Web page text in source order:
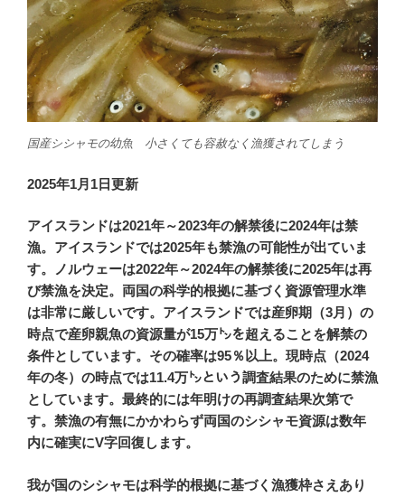
国産シシャモの幼魚 小さくても容赦なく漁獲されてしまう
2025年1月1日更新
アイスランドは2021年～2023年の解禁後に2024年は禁
漁。アイスランドでは2025年も禁漁の可能性が出ていま
す。ノルウェーは2022年～2024年の解禁後に2025年は再
び禁漁を決定。両国の科学的根拠に基づく資源管理水準
は非常に厳しいです。アイスランドでは産卵期（3月）の
時点で産卵親魚の資源量が15万㌧を超えることを解禁の
条件としています。その確率は95％以上。現時点（2024
年の冬）の時点では11.4万㌧という調査結果のために禁漁
としています。最終的には年明けの再調査結果次第で
す。禁漁の有無にかかわらず両国のシシャモ資源は数年
内に確実にV字回復します。
我が国のシシャモは科学的根拠に基づく漁獲枠さえあり